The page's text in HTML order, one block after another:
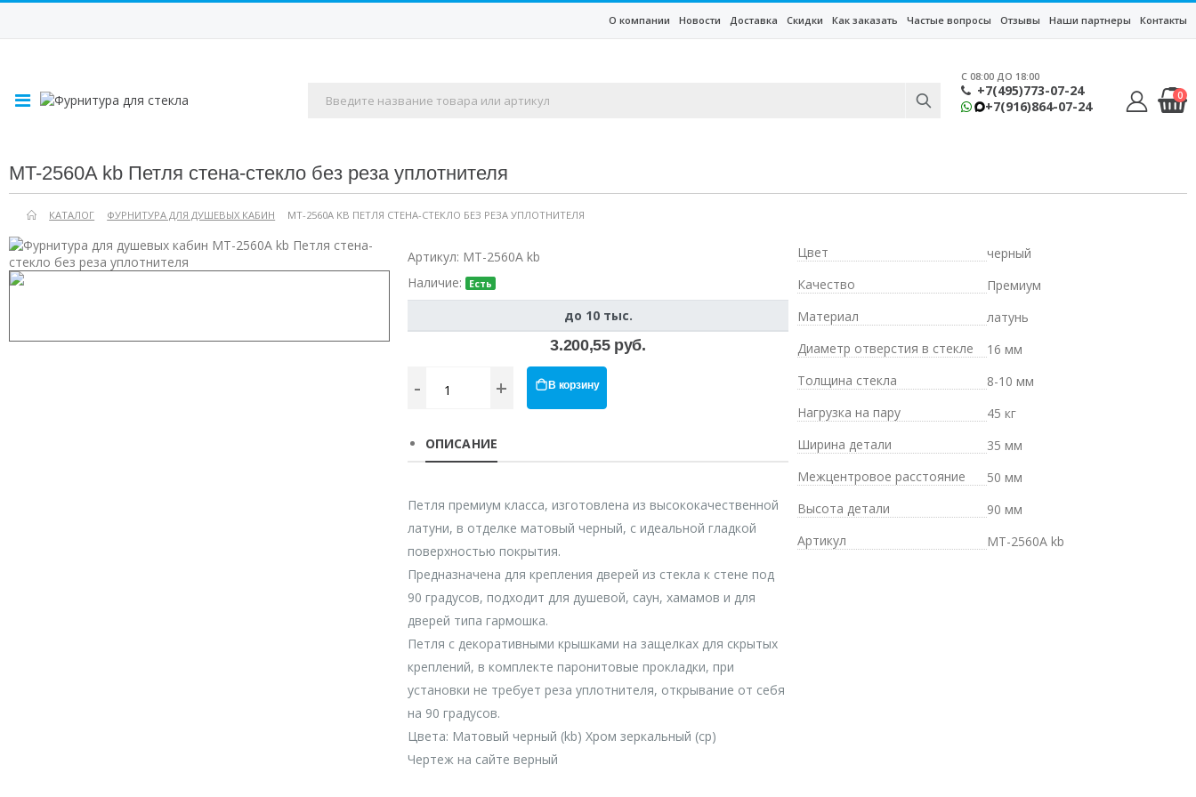
О компании Новости Доставка Скидки Как заказать Частые вопросы Отзывы Наши партнеры Контакты
C 08:00 ДО 18:00
+7(495)773-07-24
+7(916)864-07-24
0
MT-2560A kb Петля стена-стекло без реза уплотнителя
КАТАЛОГ ФУРНИТУРА ДЛЯ ДУШЕВЫХ КАБИН MT-2560A KB ПЕТЛЯ СТЕНА-СТЕКЛО БЕЗ РЕЗА УПЛОТНИТЕЛЯ
Артикул: MT-2560A kb
Наличие:
Есть
до 10 тыс.
3.200,55 руб.
- + В корзину
ОПИСАНИЕ
Петля премиум класса, изготовлена из высококачественной
латуни, в отделке матовый черный, с идеальной гладкой
поверхностью покрытия.
Предназначена для крепления дверей из стекла к стене под
90 градусов, подходит для душевой, саун, хамамов и для
дверей типа гармошка.
Петля с декоративными крышками на защелках для скрытых
креплений, в комплекте паронитовые прокладки, при
установки не требует реза уплотнителя, открывание от себя
на 90 градусов.
Цвета: Матовый черный (kb) Хром зеркальный (ср)
Чертеж на сайте верный
Цвет
черный
Качество
Премиум
Материал
латунь
Диаметр отверстия в стекле
16 мм
Толщина стекла
8-10 мм
Нагрузка на пару
45 кг
Ширина детали
35 мм
Межцентровое расстояние
50 мм
Высота детали
90 мм
Артикул
MT-2560A kb